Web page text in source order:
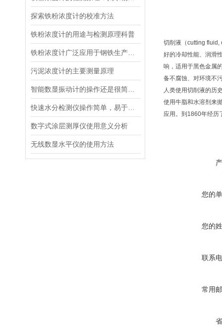
探索铁粉浓度计的校准方法
铁粉浓度计的用途与检测原理科普
污泥浓度计的主要测量原理
数字式涂层测厚仪使用意义分析
无线数显水平仪的使用方法
切削液（cutting fluid,
好的冷却性能、润滑
响，适用于黑色金属
备不腐蚀、对环境不
人类使用切削液的历
使用牛脂和水溶剂来
应用。到1860年经历
您的
您的
联系
常用